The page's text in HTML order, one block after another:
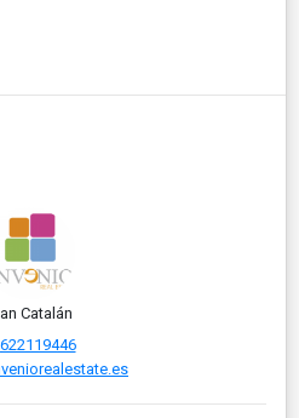
Catalán
622119446